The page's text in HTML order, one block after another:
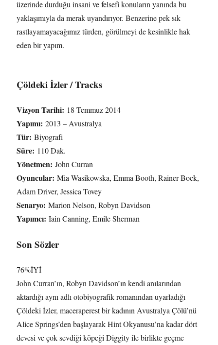
üzerinde durduğu insani ve felsefi konuların yanında bu
yaklaşımıyla da merak uyandırıyor. Benzerine pek sık
rastlayamayacağımız türden, görülmeyi de kesinlikle hak
eden bir yapım.
Çöldeki İzler / Tracks
Vizyon Tarihi: 18 Temmuz 2014
Yapımı: 2013 – Avustralya
Tür: Biyografi
Süre: 110 Dak.
Yönetmen: John Curran
Oyuncular: Mia Wasikowska, Emma Booth, Rainer Bock,
Adam Driver, Jessica Tovey
Senaryo: Marion Nelson, Robyn Davidson
Yapımcı: Iain Canning, Emile Sherman
Son Sözler
76%İYİ
John Curran’ın, Robyn Davidson’ın kendi anılarından
aktardığı aynı adlı otobiyografik romanından uyarladığı
Çöldeki İzler, maceraperest bir kadının Avustralya Çölü’nü
Alice Springs’den başlayarak Hint Okyanusu’na kadar dört
devesi ve çok sevdiği köpeği Diggity ile birlikte geçme